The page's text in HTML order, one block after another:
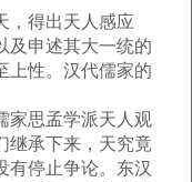
得出天人感应
及申述其大一统的
上性。汉代儒家的
思孟学派天人观
继承下来，天究竟
有停止争论。东汉